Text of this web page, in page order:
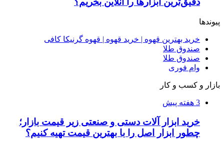
فروشگاه کتاب DMDBook | خرید کتاب فانتزی،
عاشقانه، دارک رومنس و رمان بدون حذفیات
۱۴۰۵/۰۴/۱۴
راهنمای جامع خرید تجهیزات اندازه گیری؛ چطور
دقیق‌ترین ابزارها را آنلاین بخریم؟
۱۴۰۵/۰۴/۰۹
آربی نوا؛ راهکار هوشمند برای شناسایی
فرصت‌های آربیتراژ ارز دیجیتال
۱۴۰۵/۰۴/۰۶